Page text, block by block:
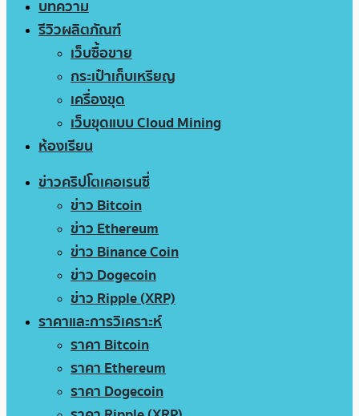
บทความ
รีวิวผลิตภัณฑ์
เว็บซื้อขาย
กระเป๋าเก็บเหรียญ
เครื่องขุด
เว็บขุดแบบ Cloud Mining
ห้องเรียน
ข่าวคริปโตเคอเรนซี่
ข่าว Bitcoin
ข่าว Ethereum
ข่าว Binance Coin
ข่าว Dogecoin
ข่าว Ripple (XRP)
ราคาและการวิเคราะห์
ราคา Bitcoin
ราคา Ethereum
ราคา Dogecoin